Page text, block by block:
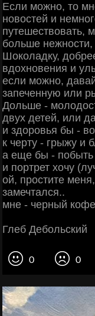
Если можно, то
новостей и
путешествовать,
больше нежности,
Шоколадку,
вдохновения и
если можно,
запеченную или
Дольше -
двух детей, или
и здоровья бы -
к черту - грыжу и
а еще бы -
и портрет хочу
ой, простите
замечтался..
мне - черный
Глеб Дебольский
0 0